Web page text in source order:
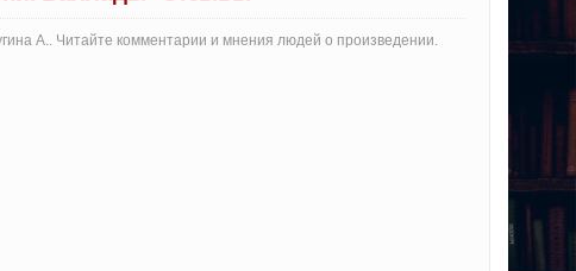
А.. Читайте комментарии и мнения людей о произведении.